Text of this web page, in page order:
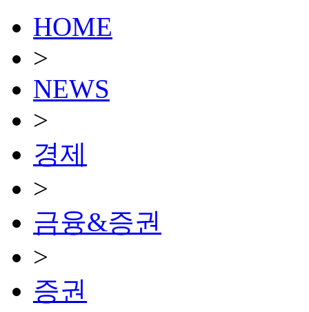
HOME
>
NEWS
>
경제
>
금융&증권
>
증권